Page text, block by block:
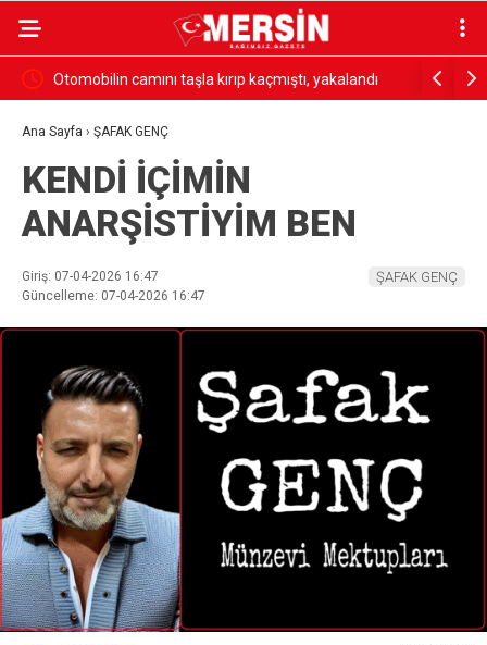
yakalandı 18 madencinin öldüğü olayın firari hükümlüsü
yakalandı
Ana Sayfa › ŞAFAK GENÇ
KENDİ İÇİMİN
ANARŞİSTİYİM BEN
Giriş: 07-04-2026 16:47
Güncelleme: 07-04-2026 16:47
ŞAFAK GENÇ